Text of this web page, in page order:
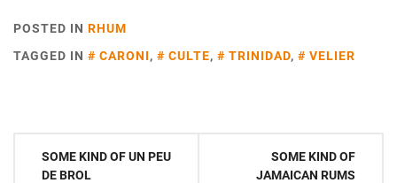
POSTED IN RHUM
TAGGED IN
CARONI, CULTE, TRINIDAD, VELIER
Navigation
SOME KIND OF UN PEU
DE BROL
SOME KIND OF
JAMAICAN RUMS